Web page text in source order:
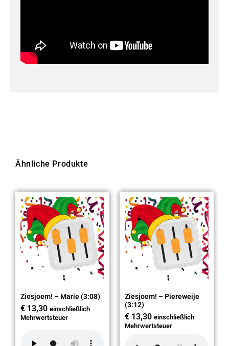
Ähnliche Produkte
Ziesjoem! – Marie (3:08)
€ 13,30 einschließlich
Mehrwertsteuer
Ziesjoem! – Piereweije
(3:12)
€ 13,30 einschließlich
Mehrwertsteuer